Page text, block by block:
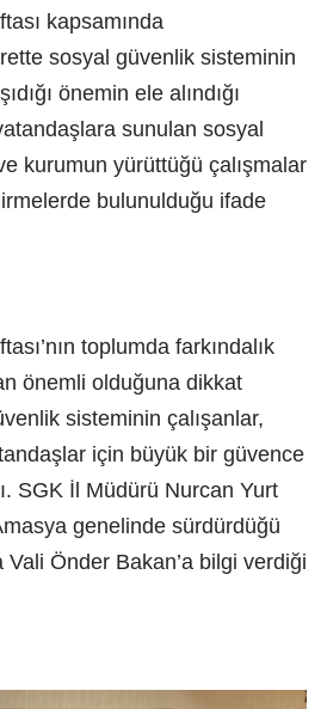
kapsamında
sosyal güvenlik sisteminin
önemin ele alındığı
sunulan sosyal
kurumun yürüttüğü çalışmalar
bulunulduğu ifade
toplumda farkındalık
önemli olduğuna dikkat
sisteminin çalışanlar,
için büyük bir güvence
SGK İl Müdürü Nurcan Yurt
genelinde sürdürdüğü
Vali Önder Bakan’a bilgi verdiği